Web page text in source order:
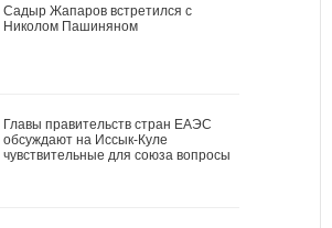
Садыр Жапаров встретился с
Николом Пашиняном
Главы правительств стран ЕАЭС
обсуждают на Иссык-Куле
чувствительные для союза вопросы